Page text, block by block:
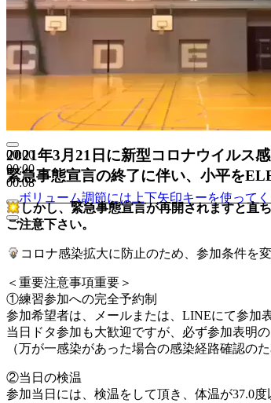
00:00
00:00
00:08
ボリューム調節には上下矢印キーを使ってく
2021年3月21日に新型コロナウイルス
緊急事態宣言の終了に伴い、小平を
しかし、緊急事態宣言が再開されますと直
ご注意下さい。
コロナ感染拡大に防止のため、参加条件を変
＜重要注意事項重要＞
①練習参加への完全予約制
参加希望者は、メールまたは、LINEにて参加
当日ドタ参加も大歓迎ですが、必ず参加表明
（万が一感染があった場合の感染経路確認のた
②当日の検温
参加当日には、検温をして頂き、体温が37.0